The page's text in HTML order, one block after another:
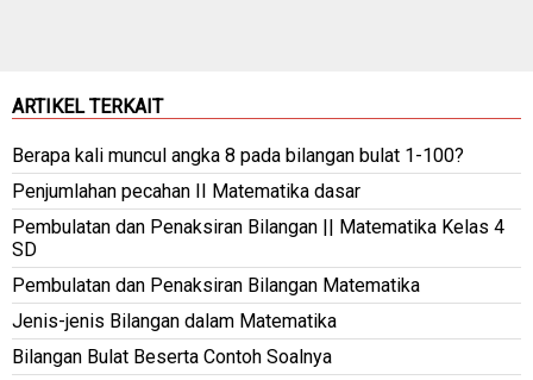
ARTIKEL TERKAIT
Berapa kali muncul angka 8 pada bilangan bulat 1-100?
Penjumlahan pecahan II Matematika dasar
Pembulatan dan Penaksiran Bilangan || Matematika Kelas 4
SD
Pembulatan dan Penaksiran Bilangan Matematika
Jenis-jenis Bilangan dalam Matematika
Bilangan Bulat Beserta Contoh Soalnya